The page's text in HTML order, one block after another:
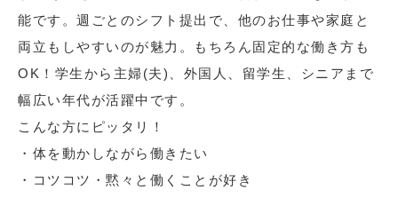
能です。週ごとのシフト提出で、他のお仕事や家庭と
両立もしやすいのが魅力。もちろん固定的な働き方も
OK！学生から主婦(夫)、外国人、留学生、シニアまで
幅広い年代が活躍中です。
こんな方にピッタリ！
・体を動かしながら働きたい
・コツコツ・黙々と働くことが好き